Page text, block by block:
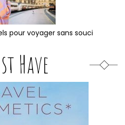
pour voyager sans souci
Have